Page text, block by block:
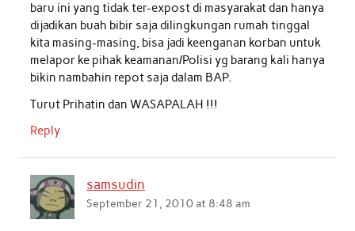
baru ini yang tidak ter-expost di masyarakat dan hanya
dijadikan buah bibir saja dilingkungan rumah tinggal
kita masing-masing, bisa jadi keenganan korban untuk
melapor ke pihak keamanan/Polisi yg barang kali hanya
bikin nambahin repot saja dalam BAP.
Turut Prihatin dan WASAPALAH !!!
Reply
samsudin
September 21, 2010 at 8:48 am